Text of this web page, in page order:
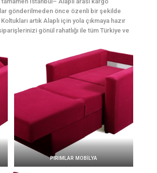
gönderilmeden önce özenli bir şekilde
artık Alaplı için yola çıkmaya hazır
gönül rahatlığı ile tüm Türkiye ve
PIRIMLAR MOBİLYA